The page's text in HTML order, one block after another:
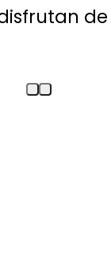
de